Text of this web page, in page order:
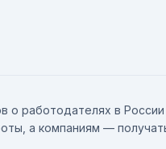
о работодателях в
а компаниям —